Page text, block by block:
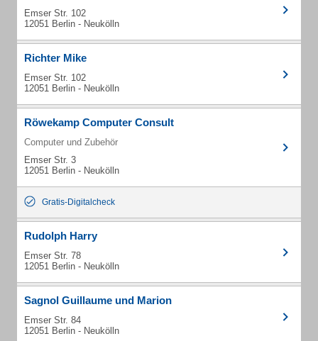
Emser Str. 102
12051 Berlin - Neukölln
Richter Mike
Emser Str. 102
12051 Berlin - Neukölln
Röwekamp Computer Consult
Computer und Zubehör
Emser Str. 3
12051 Berlin - Neukölln
Gratis-Digitalcheck
Rudolph Harry
Emser Str. 78
12051 Berlin - Neukölln
Sagnol Guillaume und Marion
Emser Str. 84
12051 Berlin - Neukölln